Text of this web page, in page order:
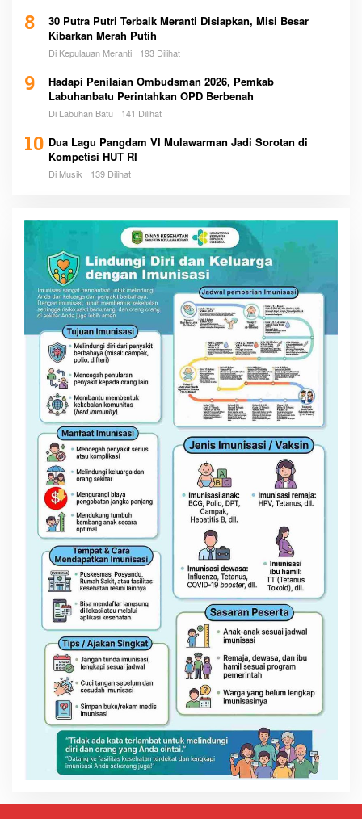
8
30 Putra Putri Terbaik Meranti Disiapkan, Misi Besar
Kibarkan Merah Putih
Di Kepulauan Meranti 193 Dilihat
9
Hadapi Penilaian Ombudsman 2026, Pemkab
Labuhanbatu Perintahkan OPD Berbenah
Di Labuhan Batu 141 Dilihat
10 Dua Lagu Pangdam VI Mulawarman Jadi Sorotan di
Kompetisi HUT RI
Di Musik 139 Dilihat